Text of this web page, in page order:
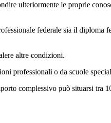
ulteriormente le proprie
federale sia il
altre condizioni.
professionali o da scuole
complessivo può situarsi tra